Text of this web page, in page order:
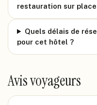
restauration sur place
Quels délais de
pour cet hôtel ?
Avis voyageurs